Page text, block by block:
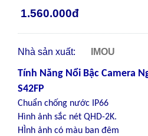
1.560.000đ
Nhà sản xuất: IMOU
Tính Năng Nổi Bậc Camera
S42FP
Chuẩn chống nước IP66
Hình ảnh sắc nét QHD-2K.
HÌnh ảnh có màu ban đêm